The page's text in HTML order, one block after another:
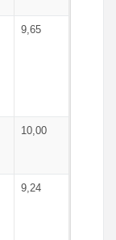
9,65
10,00
9,24